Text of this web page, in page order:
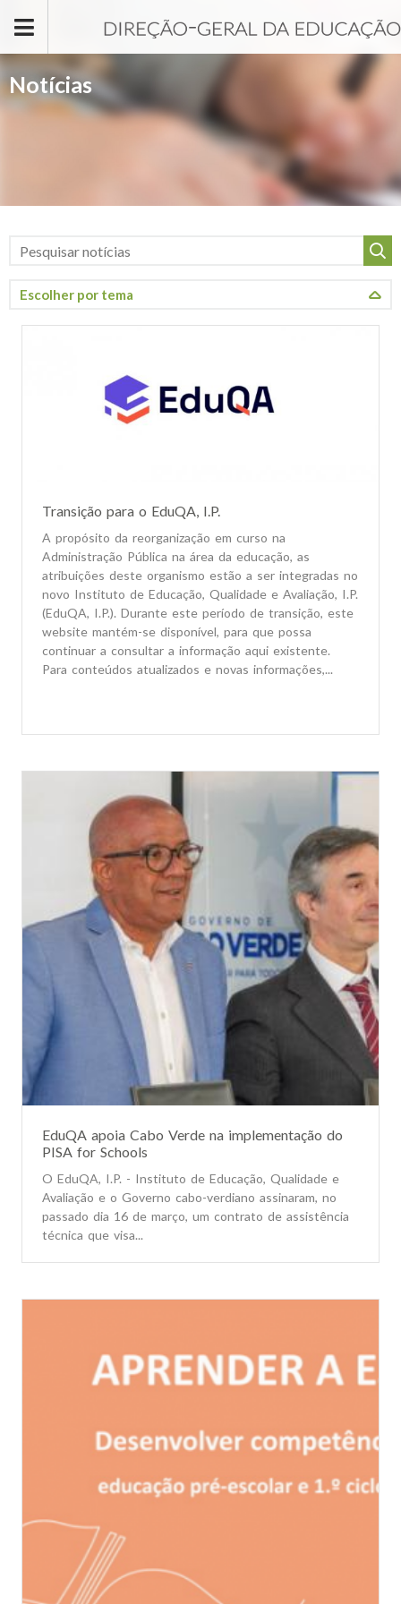
Notícias
Transição para o EduQA, I.P.
A propósito da reorganização em curso na
Administração Pública na área da educação, as
atribuições deste organismo estão a ser integradas no
novo Instituto de Educação, Qualidade e Avaliação, I.P.
(EduQA, I.P.). Durante este período de transição, este
website mantém-se disponível, para que possa
continuar a consultar a informação aqui existente.
Para conteúdos atualizados e novas informações,...
EduQA apoia Cabo Verde na implementação do
PISA for Schools
O EduQA, I.P. - Instituto de Educação, Qualidade e
Avaliação e o Governo cabo-verdiano assinaram, no
passado dia 16 de março, um contrato de assistência
técnica que visa...